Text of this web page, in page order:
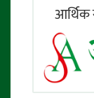
आर्थिक